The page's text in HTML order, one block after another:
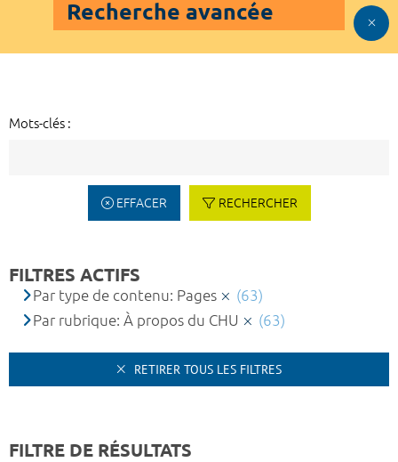
Recherche avancée
Mots-clés :
EFFACER RECHERCHER
FILTRES ACTIFS
Par type de contenu: Pages
(63)
Par rubrique: À propos du CHU
(63)
RETIRER TOUS LES FILTRES
FILTRE DE RÉSULTATS